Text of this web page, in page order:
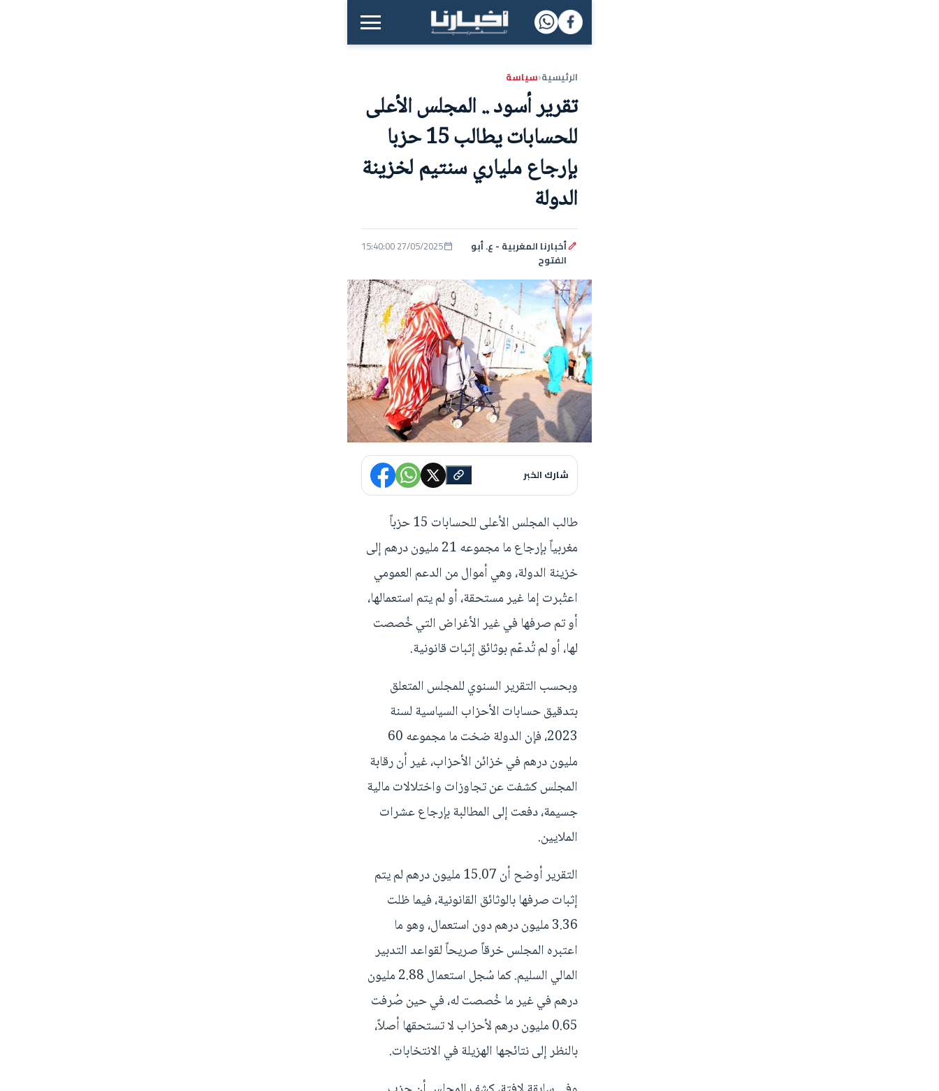
القائمة الرئيسية
الرئيسية‹سياسة
تقرير أسود .. المجلس الأعلى
للحسابات يطالب 15 حزبا
بإرجاع ملياري سنتيم لخزينة
الدولة
أخبارنا المغربية - ع. أبو
الفتوح
27/05/2025 15:40:00
شارك الخبر
طالب المجلس الأعلى للحسابات 15 حزباً
مغربياً بإرجاع ما مجموعه 21 مليون درهم إلى
خزينة الدولة، وهي أموال من الدعم العمومي
اعتُبرت إما غير مستحقة، أو لم يتم استعمالها،
أو تم صرفها في غير الأغراض التي خُصصت
لها، أو لم تُدعّم بوثائق إثبات قانونية.
وبحسب التقرير السنوي للمجلس المتعلق
بتدقيق حسابات الأحزاب السياسية لسنة
2023، فإن الدولة ضخت ما مجموعه 60
مليون درهم في خزائن الأحزاب، غير أن رقابة
المجلس كشفت عن تجاوزات واختلالات مالية
جسيمة، دفعت إلى المطالبة بإرجاع عشرات
الملايين.
التقرير أوضح أن 15.07 مليون درهم لم يتم
إثبات صرفها بالوثائق القانونية، فيما ظلت
3.36 مليون درهم دون استعمال، وهو ما
اعتبره المجلس خرقاً صريحاً لقواعد التدبير
المالي السليم. كما سُجل استعمال 2.88 مليون
درهم في غير ما خُصصت له، في حين صُرفت
0.65 مليون درهم لأحزاب لا تستحقها أصلاً،
بالنظر إلى نتائجها الهزيلة في الانتخابات.